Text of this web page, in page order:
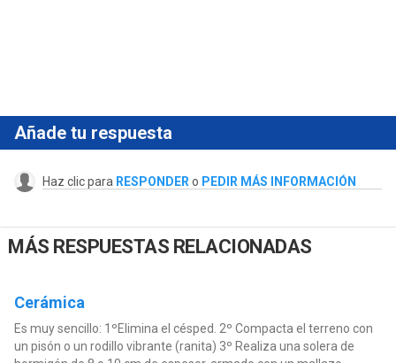
Añade tu respuesta
Haz clic para RESPONDER o PEDIR MÁS INFORMACIÓN
MÁS RESPUESTAS RELACIONADAS
Cerámica
Es muy sencillo: 1ºElimina el césped. 2º Compacta el terreno con
un pisón o un rodillo vibrante (ranita) 3º Realiza una solera de